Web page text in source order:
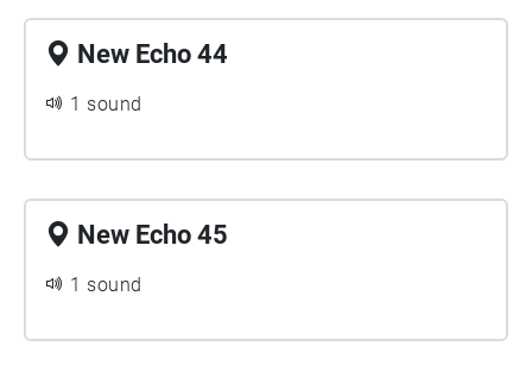
New Echo 44
1 sound
New Echo 45
1 sound